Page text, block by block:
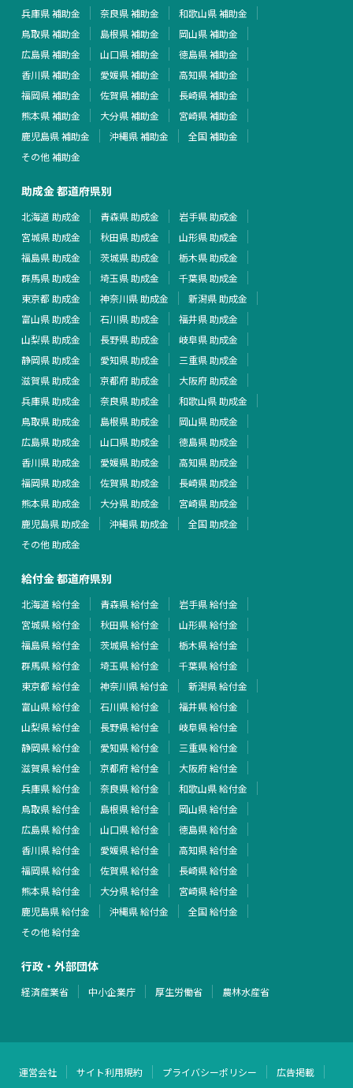
兵庫県 補助金
奈良県 補助金
和歌山県 補助金
鳥取県 補助金
島根県 補助金
岡山県 補助金
広島県 補助金
山口県 補助金
徳島県 補助金
香川県 補助金
愛媛県 補助金
高知県 補助金
福岡県 補助金
佐賀県 補助金
長崎県 補助金
熊本県 補助金
大分県 補助金
宮崎県 補助金
鹿児島県 補助金
沖縄県 補助金
全国 補助金
その他 補助金
助成金 都道府県別
北海道 助成金 青森県 助成金
岩手県 助成金
宮城県 助成金
秋田県 助成金
山形県 助成金
福島県 助成金
茨城県 助成金
栃木県 助成金
群馬県 助成金
埼玉県 助成金
千葉県 助成金
東京都 助成金
神奈川県 助成金
新潟県 助成金
富山県 助成金
石川県 助成金
福井県 助成金
山梨県 助成金
長野県 助成金
岐阜県 助成金
静岡県 助成金
愛知県 助成金
三重県 助成金
滋賀県 助成金
京都府 助成金
大阪府 助成金
兵庫県 助成金
奈良県 助成金
和歌山県 助成金
鳥取県 助成金
島根県 助成金
岡山県 助成金
広島県 助成金
山口県 助成金
徳島県 助成金
香川県 助成金
愛媛県 助成金
高知県 助成金
福岡県 助成金
佐賀県 助成金
長崎県 助成金
熊本県 助成金
大分県 助成金
宮崎県 助成金
鹿児島県 助成金
沖縄県 助成金
全国 助成金
その他 助成金
給付金 都道府県別
北海道 給付金 青森県 給付金
岩手県 給付金
宮城県 給付金
秋田県 給付金
山形県 給付金
福島県 給付金
茨城県 給付金
栃木県 給付金
群馬県 給付金
埼玉県 給付金
千葉県 給付金
東京都 給付金
神奈川県 給付金
新潟県 給付金
富山県 給付金
石川県 給付金
福井県 給付金
山梨県 給付金
長野県 給付金
岐阜県 給付金
静岡県 給付金
愛知県 給付金
三重県 給付金
滋賀県 給付金
京都府 給付金
大阪府 給付金
兵庫県 給付金
奈良県 給付金
和歌山県 給付金
鳥取県 給付金
島根県 給付金
岡山県 給付金
広島県 給付金
山口県 給付金
徳島県 給付金
香川県 給付金
愛媛県 給付金
高知県 給付金
福岡県 給付金
佐賀県 給付金
長崎県 給付金
熊本県 給付金
大分県 給付金
宮崎県 給付金
鹿児島県 給付金
沖縄県 給付金
全国 給付金
その他 給付金
行政・外部団体
経済産業省 中小企業庁 厚生労働省 農林水産省
運営会社 サイト利用規約 プライバシーポリシー 広告掲載